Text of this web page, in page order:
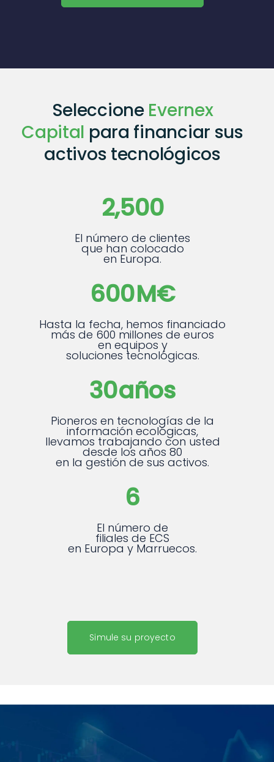
Seleccione Evernex
Capital para financiar sus
activos tecnológicos
2,500
El número de clientes
que han colocado
en Europa.
600M€
Hasta la fecha, hemos financiado
más de 600 millones de euros
en equipos y
soluciones tecnológicas.
30años
Pioneros en tecnologías de la
información ecológicas,
llevamos trabajando con usted
desde los años 80
en la gestión de sus activos.
6
El número de
filiales de ECS
en Europa y Marruecos.
Simule su proyecto